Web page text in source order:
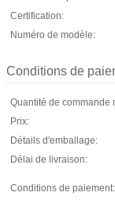
Certification:
Numéro de modèle:
Conditions de
Quantité de commande
Prix:
Détails d'emballage:
Délai de livraison:
Conditions de paiement: